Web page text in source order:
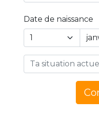
Date de naissance
Year
Day